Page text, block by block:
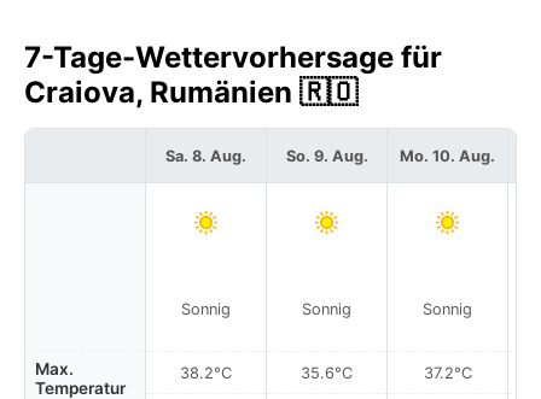
7-Tage-Wettervorhersage für
Craiova, Rumänien 🇷🇴
Max.
Temperatur
Sa. 8. Aug.
Sonnig
38.2°C
So. 9. Aug.
Sonnig
35.6°C
Mo. 10. Aug.
Sonnig
37.2°C